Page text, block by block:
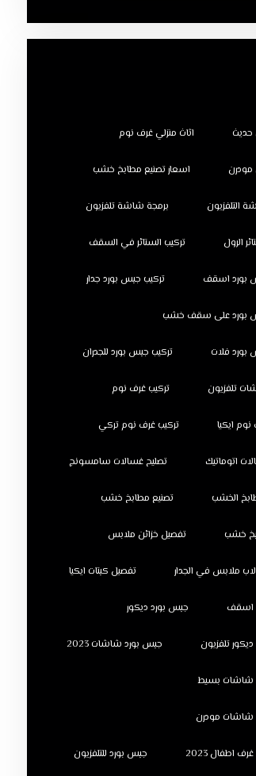
حديث اثاث منزلي غرف نوم
مودرن اسعار تصنيع مطابخ خشب
التلفزيون برمجة شاشة تلفزيون
الرول تركيب الستائر في السقف
بورد اسقف تركيب جبس بورد جدار
بورد على سقف خشب
بورد فلات تركيب جبس بورد للجدران
تلفزيون تركيب غرف نوم
ايكيا تركيب غرف نوم تركي
اتوماتيك تصليح غسالات سامسونج
الخشب تصنيع مطابخ خشب
خشب تفصيل خزائن ملابس
ملابس في الجدار تفصيل كبتات ايكيا
اسقف جبس بورد ديكور
تلفزيون جبس بورد شاشات 2023
شاشات بسيط
شاشات مودرن
اطفال 2023 جبس بورد للتلفزيون